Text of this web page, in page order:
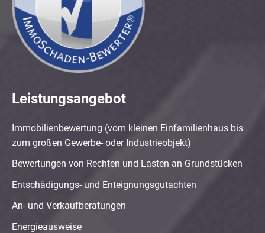
Leistungsangebot
Immobilienbewertung (vom kleinen Einfamilienhaus bis
zum großen Gewerbe- oder Industrieobjekt)
Bewertungen von Rechten und Lasten an Grundstücken
Entschädigungs- und Enteignungsgutachten
An- und Verkaufberatungen
Energieausweise